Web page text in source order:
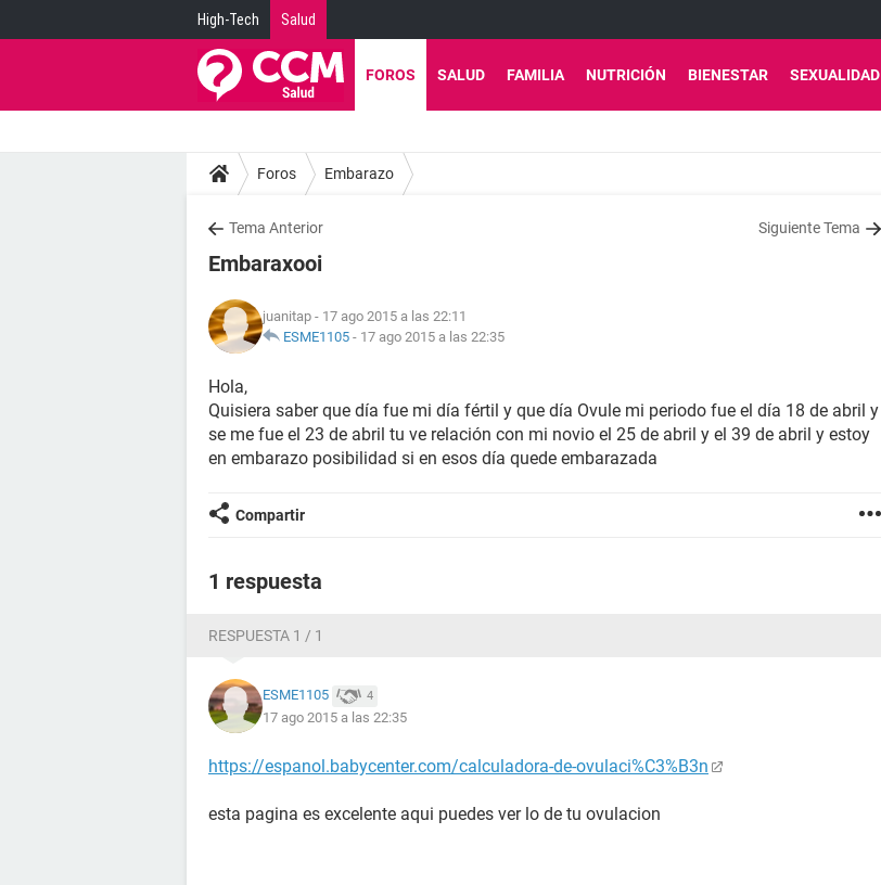
High-Tech Salud
FOROS SALUD FAMILIA NUTRICIÓN BIENESTAR SEXUALIDAD
Foros Embarazo
Tema Anterior Siguiente Tema
Embaraxooi
juanitap - 17 ago 2015 a las 22:11
ESME1105 - 17 ago 2015 a las 22:35
Hola,
Quisiera saber que día fue mi día fértil y que día Ovule mi periodo fue el día 18 de abril y
se me fue el 23 de abril tu ve relación con mi novio el 25 de abril y el 39 de abril y estoy
en embarazo posibilidad si en esos día quede embarazada
Compartir
1 respuesta
RESPUESTA 1 / 1
ESME1105 4
17 ago 2015 a las 22:35
https://espanol.babycenter.com/calculadora-de-ovulaci%C3%B3n
esta pagina es excelente aqui puedes ver lo de tu ovulacion